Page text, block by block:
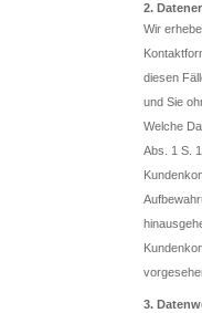
2.
Wir
diesen
und Sie
Welche
Abs. 1 S.
3.